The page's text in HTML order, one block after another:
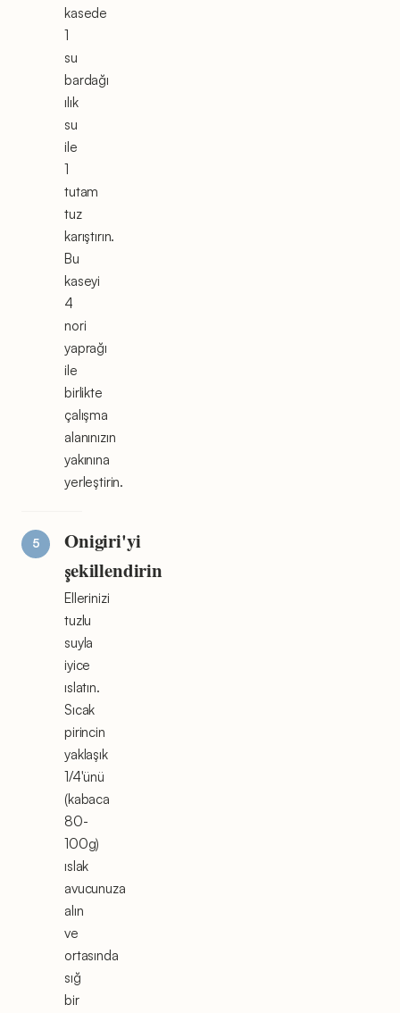
kasede
1
su
bardağı
ılık
su
ile
1
tutam
tuz
karıştırın.
Bu
kaseyi
4
nori
yaprağı
ile
birlikte
çalışma
alanınızın
yakınına
yerleştirin.
Onigiri'yi
şekillendirin
Ellerinizi
tuzlu
suyla
iyice
ıslatın.
Sıcak
pirincin
yaklaşık
1/4'ünü
(kabaca
80-
100g)
ıslak
avucunuza
alın
ve
ortasında
sığ
bir